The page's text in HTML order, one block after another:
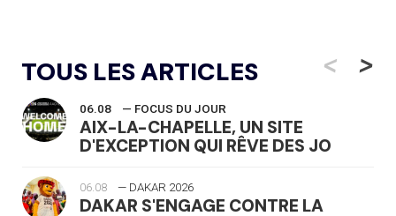
TOUS LES ARTICLES <
06.08 — FOCUS DU JOUR
AIX-LA-CHAPELLE, UN SITE
D'EXCEPTION QUI RÊVE DES JO
06.08 — DAKAR 2026
DAKAR S'ENGAGE CONTRE LA
>